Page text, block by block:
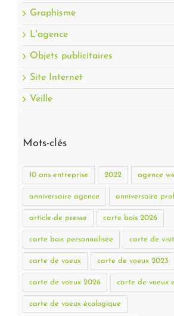
Graphisme
L'agence
Objets publicitaires
Site Internet
Veille
Mots-clés
10 ans entreprise 2022 agence
anniversaire agence anniversaire
article de presse carte bois 2026
carte bois personnalisée carte de
carte de voeux carte de voeux 2023
carte de voeux 2026 carte de voeux
carte de voeux écologique